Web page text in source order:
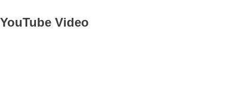
YouTube Video